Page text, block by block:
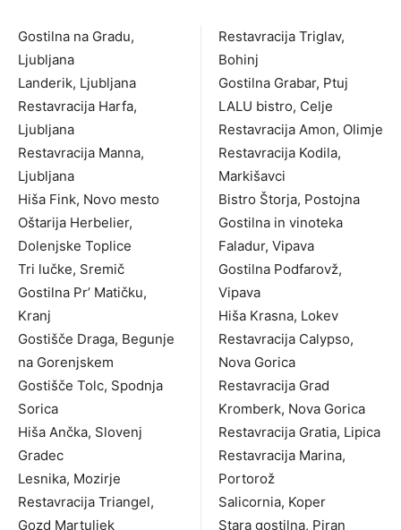
Gostilna na Gradu,
Ljubljana
Landerik, Ljubljana
Restavracija Harfa,
Ljubljana
Restavracija Manna,
Ljubljana
Hiša Fink, Novo mesto
Oštarija Herbelier,
Dolenjske Toplice
Tri lučke, Sremič
Gostilna Pr’ Matičku,
Kranj
Gostišče Draga, Begunje
na Gorenjskem
Gostišče Tolc, Spodnja
Sorica
Hiša Ančka, Slovenj
Gradec
Lesnika, Mozirje
Restavracija Triangel,
Gozd Martuljek
Restavracija Triglav,
Bohinj
Gostilna Grabar, Ptuj
LALU bistro, Celje
Restavracija Amon, Olimje
Restavracija Kodila,
Markišavci
Bistro Štorja, Postojna
Gostilna in vinoteka
Faladur, Vipava
Gostilna Podfarovž,
Vipava
Hiša Krasna, Lokev
Restavracija Calypso,
Nova Gorica
Restavracija Grad
Kromberk, Nova Gorica
Restavracija Gratia, Lipica
Restavracija Marina,
Portorož
Salicornia, Koper
Stara gostilna, Piran